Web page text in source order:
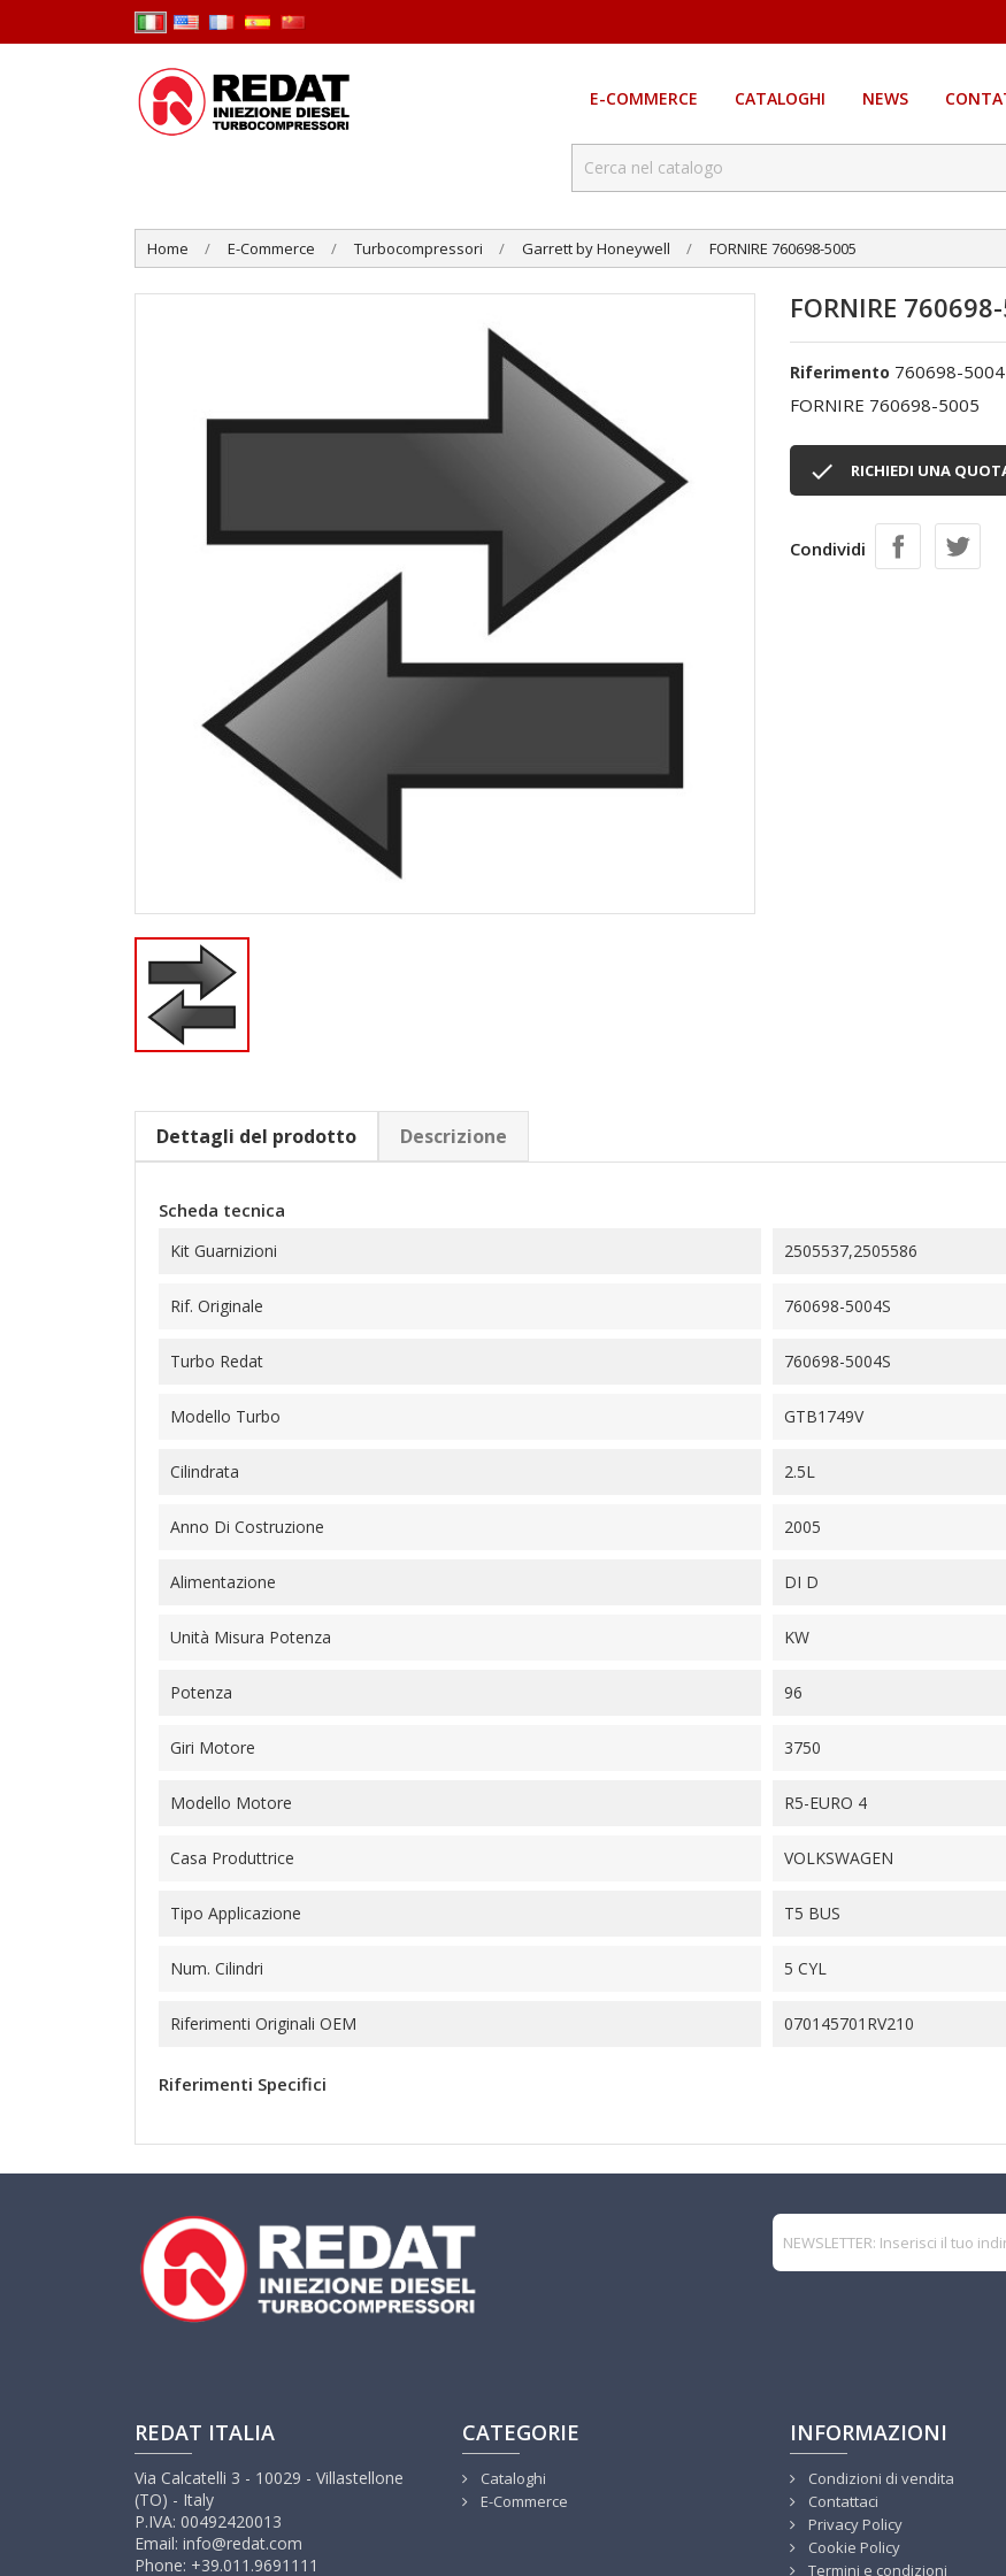
E-COMMERCE CATALOGHI NEWS
Home E-Commerce Turbocompressori Garrett by Honeywell FORNIRE 760698-5005
FORNIRE
Riferimento 760698-5004
FORNIRE 760698-5005
 RICHIEDI UNA
Condividi
Dettagli del prodotto Descrizione
Scheda tecnica
Kit Guarnizioni 2505537,2505586
Rif. Originale 760698-5004S
Turbo Redat 760698-5004S
Modello Turbo GTB1749V
Cilindrata 2.5L
Anno Di Costruzione 2005
Alimentazione DI D
Unità Misura Potenza KW
Potenza 96
Giri Motore 3750
Modello Motore R5-EURO 4
Casa Produttrice VOLKSWAGEN
Tipo Applicazione T5 BUS
Num. Cilindri 5 CYL
Riferimenti Originali OEM 070145701RV210
Riferimenti Specifici
REDAT ITALIA
Via Calcatelli 3 - 10029 - Villastellone
(TO) - Italy
P.IVA: 00492420013
Email: info@redat.com
Phone: +39.011.9691111
CATEGORIE
Cataloghi
E-Commerce
INFORMAZIONI
Condizioni di vendita
Contattaci
Privacy Policy
Cookie Policy
Termini e condizioni